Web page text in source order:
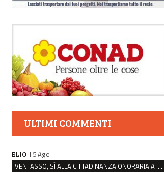
ULTIMI COMMENTI
ELIO il 5 Ago
VENTASSO, SÌ ALLA CITTADINANZA ONORARIA A IVA ZANICCHI. MA BARGIACCHI: “È DI PESSIMO GUSTO”